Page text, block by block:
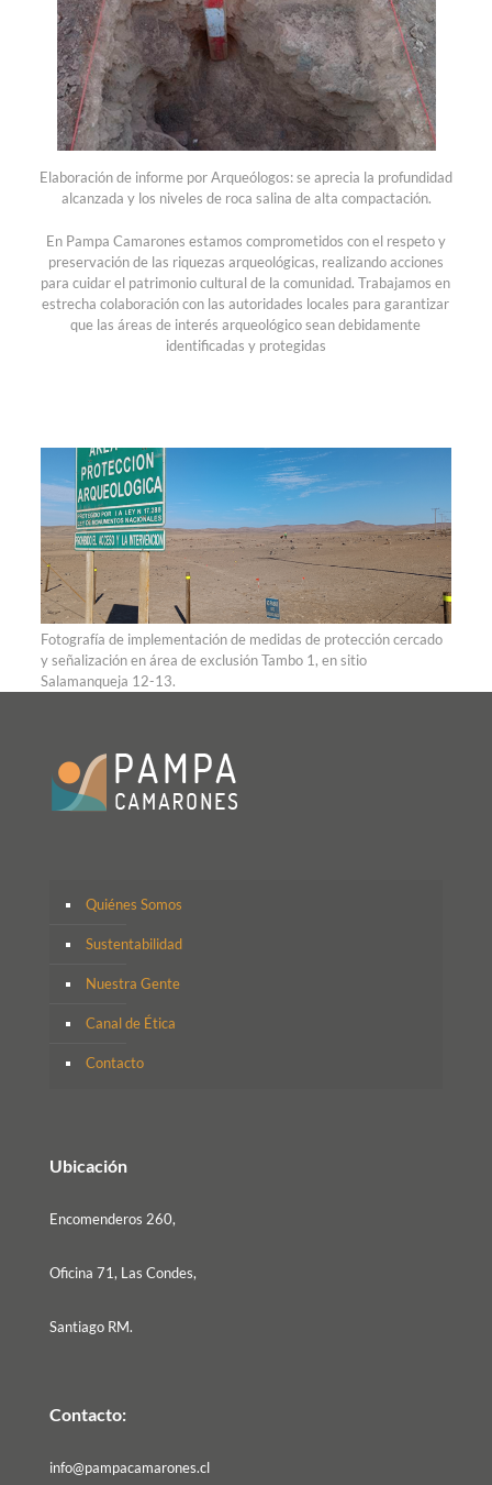
Elaboración de informe por Arqueólogos: se aprecia la profundidad
alcanzada y los niveles de roca salina de alta compactación.
En Pampa Camarones estamos comprometidos con el respeto y
preservación de las riquezas arqueológicas, realizando acciones
para cuidar el patrimonio cultural de la comunidad. Trabajamos en
estrecha colaboración con las autoridades locales para garantizar
que las áreas de interés arqueológico sean debidamente
identificadas y protegidas
Fotografía de implementación de medidas de protección cercado
y señalización en área de exclusión Tambo 1, en sitio
Salamanqueja 12-13.
Quiénes Somos
Sustentabilidad
Nuestra Gente
Canal de Ética
Contacto
Ubicación
Encomenderos 260,
Oficina 71, Las Condes,
Santiago RM.
Contacto:
info@pampacamarones.cl